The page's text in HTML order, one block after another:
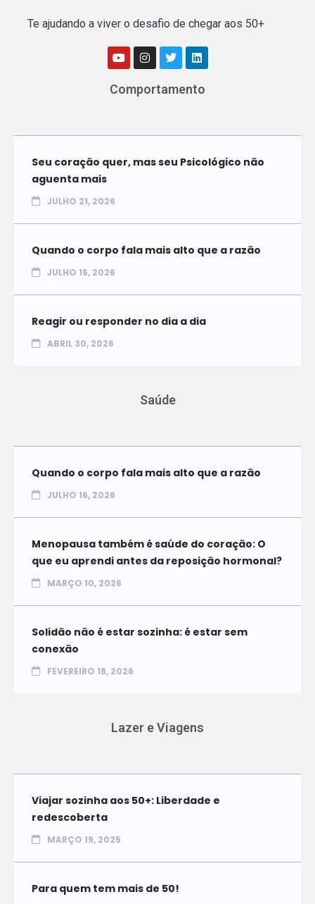
Te ajudando a viver o desafio de chegar aos 50+
Comportamento
Seu coração quer, mas seu Psicológico não
aguenta mais
JULHO 21, 2026
Quando o corpo fala mais alto que a razão
JULHO 16, 2026
Reagir ou responder no dia a dia
ABRIL 30, 2026
Saúde
Quando o corpo fala mais alto que a razão
JULHO 16, 2026
Menopausa também é saúde do coração: O
que eu aprendi antes da reposição hormonal?
MARÇO 10, 2026
Solidão não é estar sozinha: é estar sem
conexão
FEVEREIRO 18, 2026
Lazer e Viagens
Viajar sozinha aos 50+: Liberdade e
redescoberta
MARÇO 19, 2025
Para quem tem mais de 50!